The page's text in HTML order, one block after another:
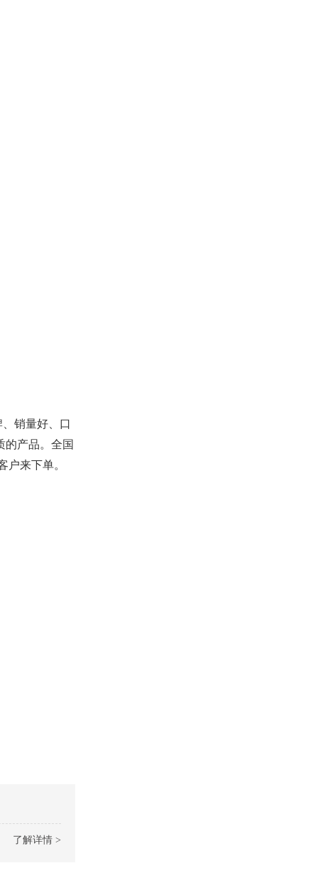
销量好、口
的产品。全国
来下单。
了解详情 >